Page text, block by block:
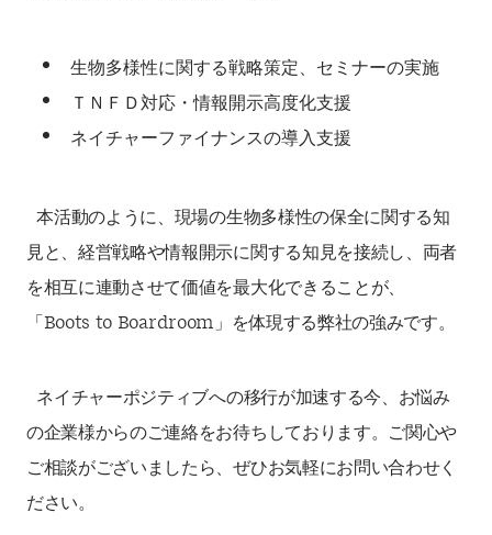
生物多様性に関する戦略策定、セミナーの実施
ＴＮＦＤ対応・情報開示高度化支援
ネイチャーファイナンスの導入支援
本活動のように、現場の生物多様性の保全に関する知
見と、経営戦略や情報開示に関する知見を接続し、両者
を相互に連動させて価値を最大化できることが、
「Boots to Boardroom」を体現する弊社の強みです。
ネイチャーポジティブへの移行が加速する今、お悩み
の企業様からのご連絡をお待ちしております。ご関心や
ご相談がございましたら、ぜひお気軽にお問い合わせく
ださい。